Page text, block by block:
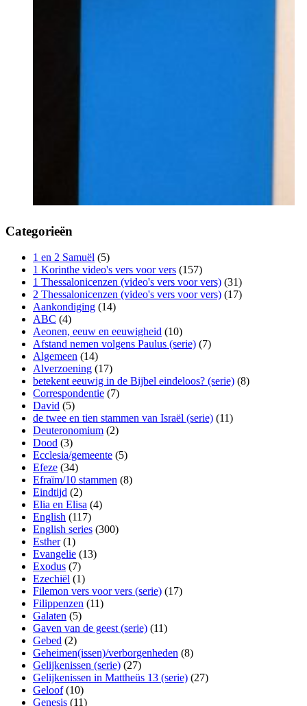
Categorieën
1 en 2 Samuël (5)
1 Korinthe video's vers voor vers (157)
1 Thessalonicenzen (video's vers voor vers) (31)
2 Thessalonicenzen (video's vers voor vers) (17)
Aankondiging (14)
ABC (4)
Aeonen, eeuw en eeuwigheid (10)
Afstand nemen volgens Paulus (serie) (7)
Algemeen (14)
Alverzoening (17)
betekent eeuwig in de Bijbel eindeloos? (serie) (8)
Correspondentie (7)
David (5)
de twee en tien stammen van Israël (serie) (11)
Deuteronomium (2)
Dood (3)
Ecclesia/gemeente (5)
Efeze (34)
Efraïm/10 stammen (8)
Eindtijd (2)
Elia en Elisa (4)
English (117)
English series (300)
Esther(1)
Evangelie (13)
Exodus (7)
Ezechiël (1)
Filemon vers voor vers (serie) (17)
Filippenzen (11)
Galaten (5)
Gaven van de geest (serie) (11)
Gebed (2)
Geheimen(issen)/verborgenheden (8)
Gelijkenissen (serie) (27)
Gelijkenissen in Mattheüs 13 (serie) (27)
Geloof(10)
Genesis (11)